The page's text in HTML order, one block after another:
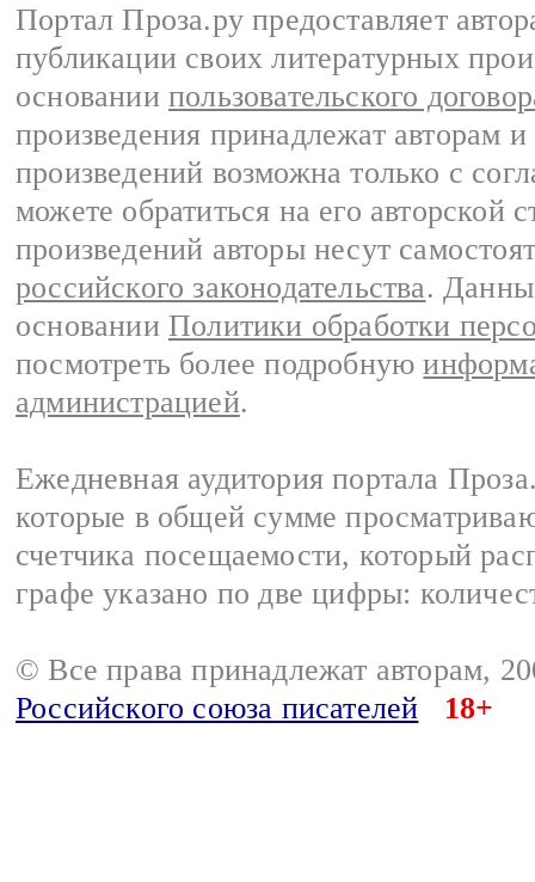
Портал Проза.ру предоставляет
публикации своих литературных
основании пользовательского
произведения принадлежат авторам
произведений возможна только с
можете обратиться на его авторской
произведений авторы несут
российского законодательства.
основании Политики обработки
посмотреть более подробную
администрацией.
Ежедневная аудитория портала
которые в общей сумме
счетчика посещаемости, который
графе указано по две цифры:
© Все права принадлежат авторам,
Российского союза писателей
18+